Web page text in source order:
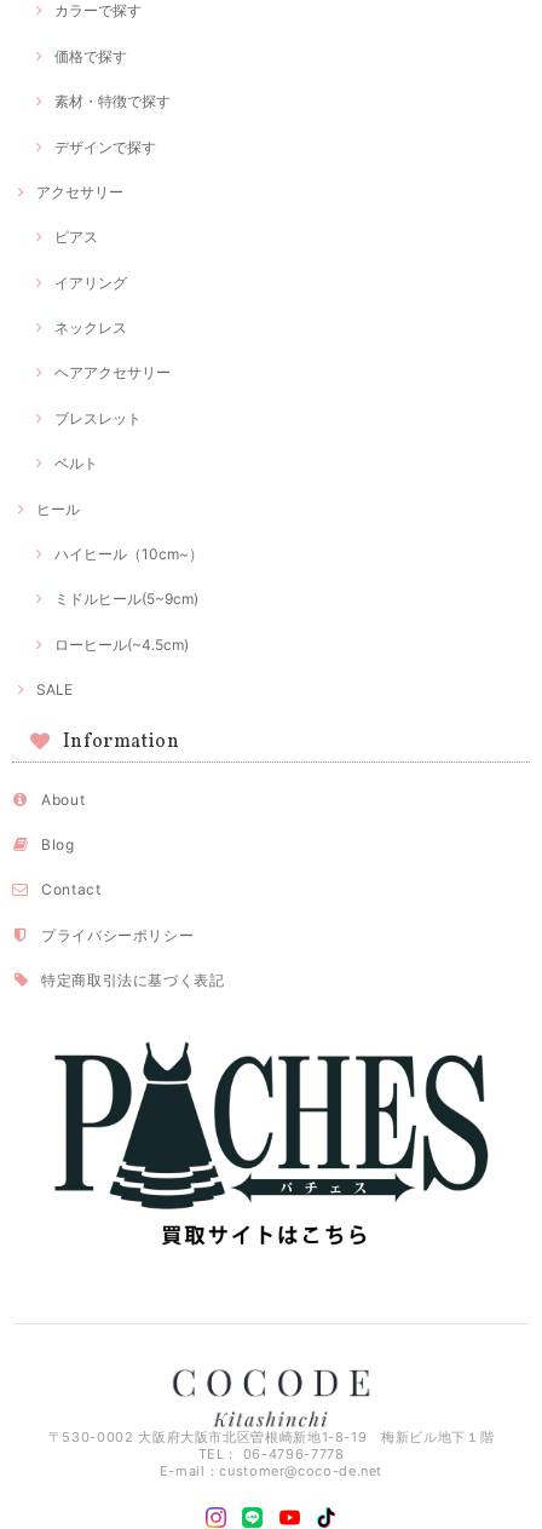
カラーで探す
価格で探す
素材・特徴で探す
デザインで探す
アクセサリー
ピアス
イアリング
ネックレス
ヘアアクセサリー
ブレスレット
ベルト
ヒール
ハイヒール（10cm~）
ミドルヒール(5~9cm)
ローヒール(~4.5cm)
SALE
Information
About
Blog
Contact
プライバシーポリシー
特定商取引法に基づく表記
〒530-0002 大阪府大阪市北区曽根崎新地1-8-19 梅新ビル地下１階
TEL： 06-4796-7778
E-mail：customer@coco-de.net